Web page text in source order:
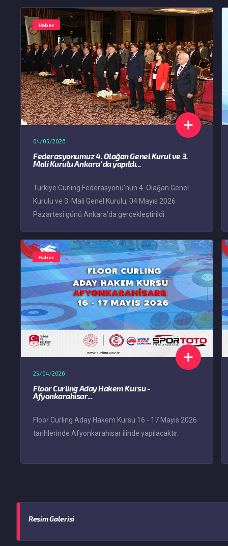
Haber
04/05/2026
Federasyonumuz 4. Olağan Genel Kurul ve 3.
Mali Kurulu Ankara' da yapıldı...
Türkiye Curling Federasyonu’nun 4. Olağan Genel
Kurulu ve 3. Mali Genel Kurulu, 04 Mayıs 2026
Pazartesi günü Ankara’da gerçekleştirildi.
Haber
25/04/2026
Floor Curling Aday Hakem Kursu -
Afyonkarahisar...
Floor Curling Aday Hakem Kursu 16 - 17 Mayıs 2026
tarihlerinde Afyonkarahisar ilinde yapılacaktır.
Resim Galerisi